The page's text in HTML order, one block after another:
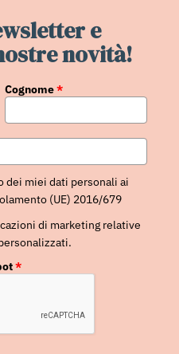
e
novità!
Cognome*
dei miei dati personali ai
(UE) 2016/679
di marketing relative
*